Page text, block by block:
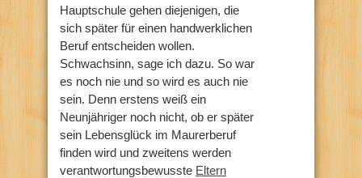
Hauptschule gehen diejenigen, die
sich später für einen handwerklichen
Beruf entscheiden wollen.
Schwachsinn, sage ich dazu. So war
es noch nie und so wird es auch nie
sein. Denn erstens weiß ein
Neunjähriger noch nicht, ob er später
sein Lebensglück im Maurerberuf
finden wird und zweitens werden
verantwortungsbewusste Eltern